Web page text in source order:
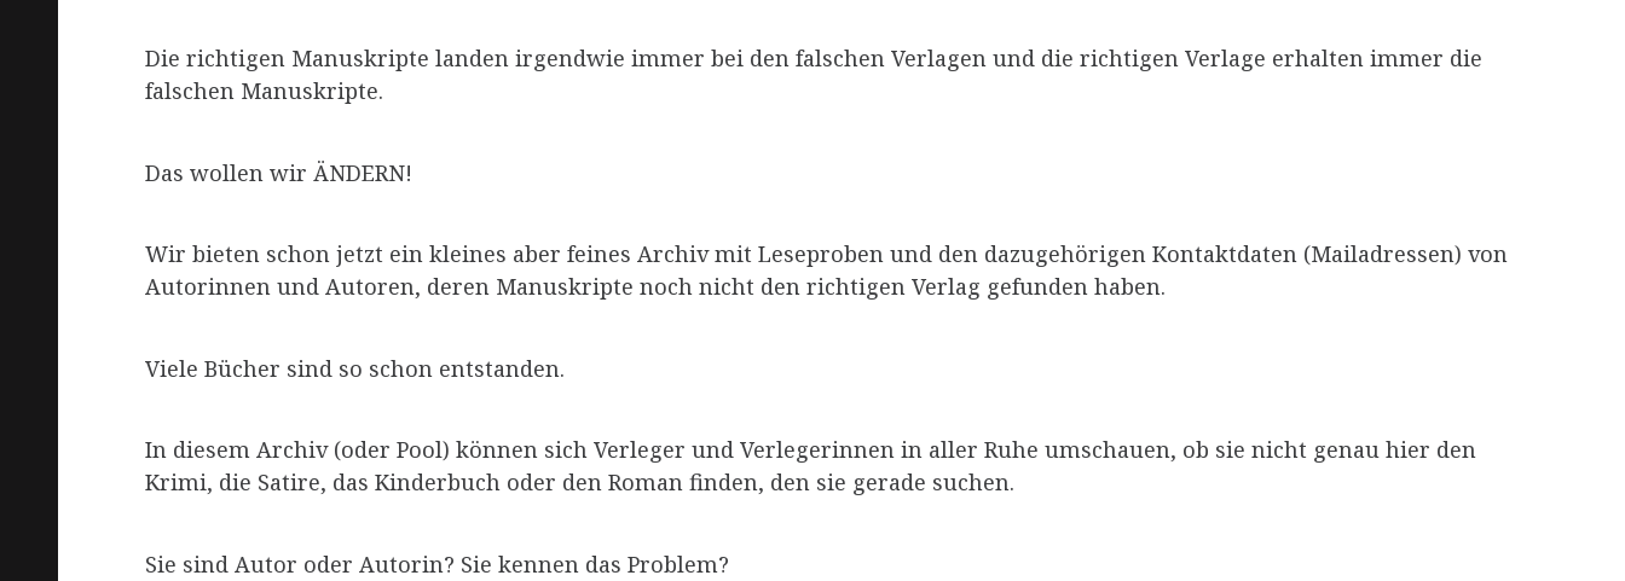
Die richtigen Manuskripte landen irgendwie immer bei den falschen Verlagen und die richtigen Verlage erhalten immer die
falschen Manuskripte.
Das wollen wir ÄNDERN!
Wir bieten schon jetzt ein kleines aber feines Archiv mit Leseproben und den dazugehörigen Kontaktdaten (Mailadressen) von
Autorinnen und Autoren, deren Manuskripte noch nicht den richtigen Verlag gefunden haben.
Viele Bücher sind so schon entstanden.
In diesem Archiv (oder Pool) können sich Verleger und Verlegerinnen in aller Ruhe umschauen, ob sie nicht genau hier den
Krimi, die Satire, das Kinderbuch oder den Roman finden, den sie gerade suchen.
Sie sind Autor oder Autorin? Sie kennen das Problem?